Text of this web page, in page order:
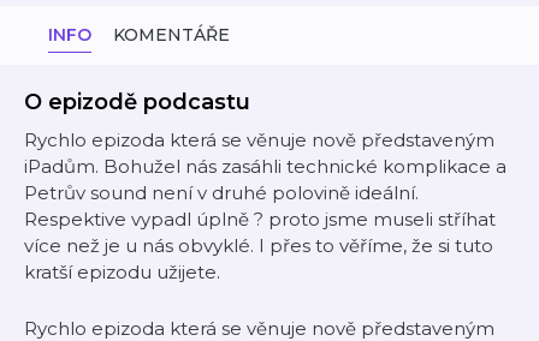
INFO KOMENTÁŘE
O epizodě podcastu
Rychlo epizoda která se věnuje nově představeným
iPadům. Bohužel nás zasáhli technické komplikace a
Petrův sound není v druhé polovině ideální.
Respektive vypadl úplně ? proto jsme museli stříhat
více než je u nás obvyklé. I přes to věříme, že si tuto
kratší epizodu užijete.
Rychlo epizoda která se věnuje nově představeným